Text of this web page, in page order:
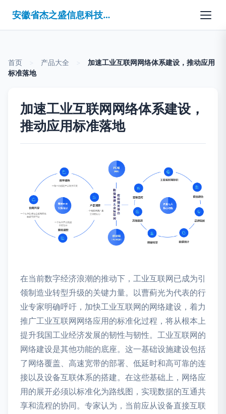
安徽省杰之盛信息科技有限公司
首页 产品大全
加速工业互联网网络体系建设，推动应用
标准落地
加速工业互联网网络体系建设，
推动应用标准落地
在当前数字经济浪潮的推动下，工业互联网已成为引
领制造业转型升级的关键力量。以曹蓟光为代表的行
业专家明确呼吁，加快工业互联网的网络建设，着力
推广工业互联网网络应用的标准化过程，将从根本上
提升我国工业经济发展的韧性与韧性。工业互联网的
网络建设是其他功能的底座。这一基础设施建设包括
了网络覆盖、高速宽带的部署、低延时和高可靠的连
接以及设备互联体系的搭建。在这些基础上，网络应
用的展开必须以标准化为路线图，实现数据的互通共
享和流程的协同。专家认为，当前应从设备直接互联